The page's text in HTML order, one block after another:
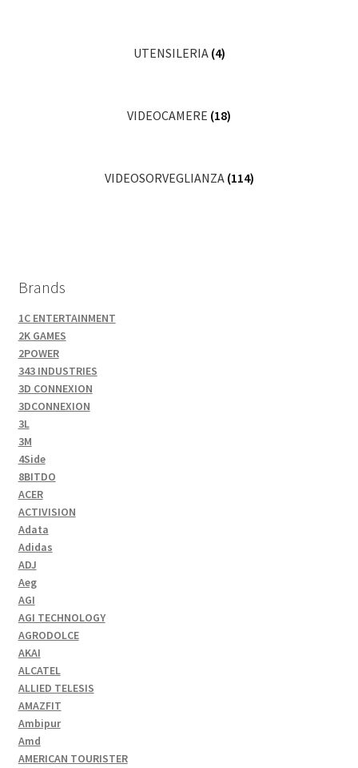
UTENSILERIA (4)
VIDEOCAMERE (18)
VIDEOSORVEGLIANZA (114)
Brands
1C ENTERTAINMENT
2K GAMES
2POWER
343 INDUSTRIES
3D CONNEXION
3DCONNEXION
3L
3M
4Side
8BITDO
ACER
ACTIVISION
Adata
Adidas
ADJ
Aeg
AGI
AGI TECHNOLOGY
AGRODOLCE
AKAI
ALCATEL
ALLIED TELESIS
AMAZFIT
Ambipur
Amd
AMERICAN TOURISTER